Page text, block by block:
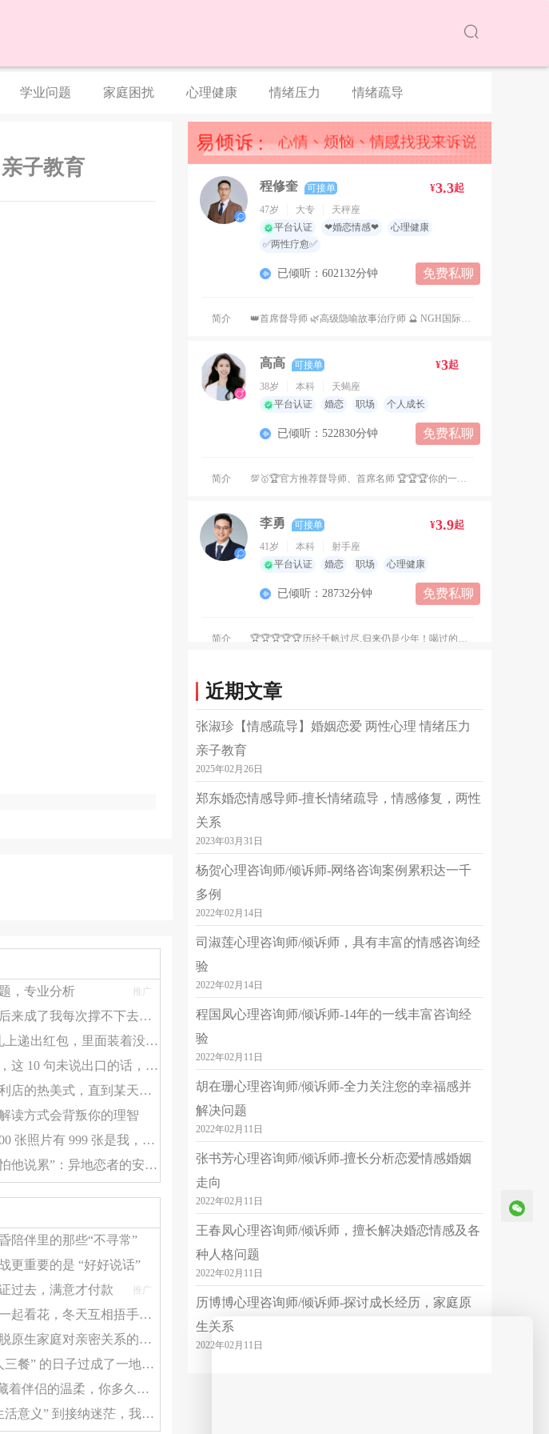
学业问题 家庭困扰 心理健康 情绪压力 情绪疏导
子教育
中的痛苦与快乐，给你最
，专业分析 推广
那封没寄出去的家书，后来成了我每次撑不下去时的 “救命符”
暗恋 10 年，我在他婚礼上递出红包，里面装着没送出去的告白信
凌晨 3 点翻到前任旧信，这 10 句未说出口的话，看哭了 10000 人
她总说自己的笑容像便利店的热美式，直到某天我发现，那杯咖啡早就凉透了
读方式会背叛你的理智
妈妈的手机相册里，1000 张照片有 999 张是我，却没有一张她自己
心理咨询 -“每次视频都怕他说累”：异地恋者的安全感缺失，该怎么靠自己补回来？
陪伴里的那些“不寻常”
更重要的是 “好好说话”
过去，满意才付款
推广
感情较好的模样：春天一起看花，冬天互相捂手，无需刻意庆祝每一天
情感修复必看！如何摆脱原生家庭对亲密关系的负面影响
情感问题 - 为什么 “两人三餐” 的日子过成了一地鸡毛？这些问题正在消耗你的幸福
情感咨询 - 柴米油盐里藏着伴侣的温柔，你多久没认真 “看见” 了？
情感咨询 - 从 “找不到生活意义” 到接纳迷茫，我帮你踩过这些坑
程修奎 可接单 ¥3.3起
47岁 大专
天秤座
平台认证
❤婚恋情感❤
心理健康
✅两性疗愈✅
已倾听：602132分钟 免费私聊
简介 👑首席督导师 🌿高级隐喻故事治疗师 🔮 NGH国际催眠治疗师 🏛️ 上海市心理学会高级家庭顾问 ⚖️ 上海市心理咨询师协会咨询师 🧠 中科院心理研究所心理咨询师 🛡️兵魂守心 一对一保密专属咨询师 🍃【专业深耕｜心灵疗愈】 💘 情感挽回｜温柔破局、重拾良缘 💡 恋爱支招｜读懂人心、呵护亲密 💍 婚姻危机｜修复裂痕、治愈关系 👨‍👩‍👦 亲子心理｜温柔养育、滋养心灵 🤝 社交困惑｜温柔自处、从容社交 🌙 催眠隐喻｜深层疗愈、安抚内在 🧘 正念疗愈｜情绪调和、安顿身心 📖【个人风格】📖 岁月沉淀、世事通透，融合国学哲思与阳明心学，实战经验丰厚、温柔且有力量。 📘【咨询寄语】📘 你的脆弱与迷茫都值得被温柔看见、用心接纳，伴你和解自愈、向内从容成长。
高高 可接单 ¥3起
38岁 本科
天蝎座
平台认证
婚恋 职场 个人成长
已倾听：522830分钟 免费私聊
简介 💯🥇🏆官方推荐督导师、首席名师 🏆🏆🏆你的一对一心理疏导师 🏆🏆🏆你的私人情感类指导师 🏆🏆🏆你的私人心力赋能教练 🏆新晋咨询师、倾听师入门线上线下指导教练 👑【中科院---心理咨询师】 👑【人社部---社会工作师】 👑【美国AAH---催眠疗愈师】 👑【吸引力法则---落地教练】 👑经营线下工作室---法人 👑某市区应用心理学研究会---联任7年秘书长 👑多年外企私企管理、培训等多行业创业经验 👑10年心理学深度持续进修 👑累积沉浸参课、体验、团督个督3000h+ 💐💐💐💐💐💐💐 🎊2023初次接洽，收到平台邀请 🎊2024.10正式加入易倾诉平台 🎊2024.11荣获“最佳新人”称号 🎊2024.12连续升级登顶“首席名师” 🎊2025.01参获平台“凌晨心语”达人 🎊2025.02参获平台“荣耀之星”称号 🎊2025.02参获平台“公益倾听”标签 🎊2025.07参加平台“暖声好评”活动 🎊2025.08连续月荣获好评率100% 🎊2025.09多次获得咨询量日榜第一名/周榜第一名/月榜第一名/总榜第一名 未完待续…… 💐💐💐💐💐💐💐💐 💡咨询流派、运用技术 精神分析、CTB、积极心理学、人本主义、催眠疗愈、NLP、正念冥想、家族系统排列、企业系统排列，SFBT、自由联想等 👉擅长领域⭐️⭐️⭐️⭐️⭐️ 💞【婚恋&情感】 失恋、结婚、分居、丧偶、离异，婚外情、被出轨…婚姻守护、感情修复、异地恋、相亲，情感创伤、择偶焦虑、恋爱恐慌、伴侣沟通问题、复合、单恋、分手… 📗📔📙【职场&人际】 新工作适应、工作与家庭冲突、压力、职业疲倦、职业规划、职场歧视、创业压力、合伙矛盾、二代继承、人际压力、沟通困难、职场霸凌、下级越权… 🏡【家庭&关系】 老公、婆媳矛盾、父母吵架、孩子厌学、单亲、离异、再组家庭、重男轻女、多子女偏爱、产前、后抑郁、童年创伤、兄弟姊妹不合、彩礼、财产、拆迁纠纷、邻里亲戚矛盾… 💓【心理&人格】 抑郁、焦虑、狂躁、情绪，双相情感障碍、适应障碍、创伤后应激障碍、ADHD、NPD、BPD、讨好型依恋，回避型依恋… 🍀【心力&成长】 内耗、拖延行为、戒烟/瘦身、习惯、中年危机、安全感问题、讨好、胆小、自卑、怨恨、报复、撒谎成瘾、中年叛逆、钟情幻想、社交恐惧、得配感、主体意识、疗愈创伤、金钱卡点… 🌸从业6年，线上线下咨询来访从中学生到55岁 🌸应届生、全职太太，创业、二代、博士生、教授，IT、艺人、企事业人员，互联网大厂，商超，医生、金融、电商… 🌸遍及全国多地，香港、迪拜、悉尼、墨尔本、旧金山、纽约、新加坡等多个国家及地区… ✨✨真诚🌱温暖🌱客观🌱包容✨✨ 你每一次欲言又止的沉默、忍耐、忽略… 这未被处理的情绪在角落里掩埋，它隐藏起来慢慢发酵… 当有一天，如陈年旧疾般的经年不愈！ 当有一天，如有导火索般的火山爆发！ 当有一天，如堤坝倒塌般的洪水泛滥！ …… 每当此时，愿你知道！ 你并不是独自一人在面对！这里，还有我！ 让我陪伴你一起来面对，走出泥泞与困境！ 🌸已帮助1000+人次，突破内耗…提升关系、生命力和能量！ ✨✨舒缓情绪🌱重塑认知🌱拿回力量✨✨ 🌻你我的咨询与对话全程保密，守护隐私 🌻尊重职业伦理，不评判，客观中立！ 🌻授人以鱼，也授人以渔！助人自助！ 🌻陪伴你成长🌿愿你繁花似锦，星河璀璨✨ 💪当你开始面对！就是解决第一步！ 💪点击头像关注！ ✔️立即通话or马上下单！ 🔥忙碌状态，支持下单！留言时间！优先安排 🆓免费 6句，只做问题描述！资料收集！ 👍诚心咨询，请直接下单，沟通效率高 🏅温馨提示，文明沟通，尊重你我！
李勇 可接单 ¥3.9起
41岁 本科
射手座
平台认证
婚恋 职场 心理健康
已倾听：28732分钟 免费私聊
简介 🏆🏆🏆🏆🏆历经千帆过尽,归来仍是少年！喝过的每一口烈酒、品过的每一杯清茶、吃过的每一餐美食、看过的每一本书、谈过的每一次恋爱、眼里看到过的风和日丽和狂风暴雨、去过的每一个地方，终究成为我们咨询的灵动豁然！偶尔治愈、常常缓解、总能安慰！ 咨询师介绍： 李勇，男，国家二级心理咨询师，中国社会心理学会会员、惠州心理咨询师协会会员、全国心理科普讲师； 荣获“我是好讲师”全国总决赛百强讲师称号、最佳设计奖获得者； 荣获全国心理科普比赛“最佳课堂演绎呈现奖”； 收录于中国心理学会心理科学传播专家人才库；受邀成为中国培训周“我是好讲师”比赛评委、总决赛特邀主持人； 央媒时代强国“对话心时代”访谈心理嘉宾。 咨询时长：8000+小时 个人体验：300+小时 个督团督：300+小时 咨询风格： 睿智、亲和、开放、聚焦、抱持、启发。 咨询技术： 熟练运用人本主义、认知行为疗法CBT、后现代咨询技术，SFBT、森田疗法、叙事疗法、意象对话技术、DBT技术，精神分析等咨询技术。 擅长咨询方向： 婚恋情感、亲子教育、青少年厌学、沙盘治疗、原生家庭疗愈、负面情绪疏导、性格完善、个人成长、留学生情感、职业规划、职场管理、职场关系冲突处理等。 倡导积极心理学理念，致力于从实际问题着手，启发来访者从认知上寻找问题根源，从而激发改善的动力，最终形成健康积极的认知模式和行为模式，实现积极生活观，走向幸福人生。 我准备好了，您准备好了吗？在这里和您一起探寻自我，让美好发生！
林音
44岁 本科
狮子座
平台认证
婚恋 家庭 个人成长
简介 🏆 获“官方推荐”心理咨询名师！🏆 ❤️你的一对一私人心理咨询师！❤️ ❤️你的一对一私人情感指导师！❤️ ✨平台认证首席心理咨询名师！ ✨平台推荐首席情感导师！ ✨中国科学院心理咨询师！ ✨高级婚姻情感指导师！ ✨高级青少年成长指导师！ ✨高级占星师！ ㊗️ 2024年、2025年多次荣获平台咨询倾诉奖励！🔥🔥🔥 ㊗️2025年、2026年多月荣获平台咨询总排行榜榜一！🏆🏆🏆 ㊗️ 2024年到2026年，多次获得平台“官方推荐”“人气热榜”“优质口碑”等等！🏅🏅🏅 🏆2026年荣获“新春接单冲榜赛活动”第一名冠军！🏆🏆🏆 ❤️运用技术: 认知行为疗法、人本主义心理学、个体心理学、系统脱敏、原生家庭探索及疗愈。❤️ ㊙️ 星盘分析，关于你想知道的… ❤️我愿用最大的真诚，温柔耐心的倾听你所有的心事，给予你积极细致的回应！❤️ ❤️我愿用我的高能量和松弛感，传递给你一份心灵的温暖和安宁！❤️ ❤️我愿用我天生的积极乐观，温柔坚定的托举你，给你鼓励、勇气和信心，治愈你所有的疲惫！❤️ ❤️❤️❤️ 不管过去的你曾经历过什么， 也无论当下的你在何处， 或者未来的你将要去往何方， 请赐予我信任， 我愿成为你的树洞， 听你诉说一切的喜怒哀乐， 给予你温暖，化解你困惑， 真诚陪伴你温暖前行！ ❤️❤️❤️ ❤️擅长的领域: 恋爱婚姻 情绪疏导 两性关系 情感挽回 失恋陪护 焦虑缓解 亲子教育 家庭伦理 人际恐惧 自卑心理 压力疏导 职场困惑 ❤️ 咨询流程: 1，简述问题 2，下单咨询 3，全程保密，用心倾听，深入分析 4，回访 🈲 请不聊“性骚扰”！会直接拉黑！✖️ 🈲 请不要问平台以外的联系方式！平台会封号！📵
安
42岁 大专
水瓶座
1.8
已倾听：107142分钟 免费私聊
简介
心因 可接单 ¥2.5起
已倾听：170632分钟 免费私聊
简介
36岁
近期文章
张淑珍【情感疏导】婚姻恋爱 两性心理 情绪压力
亲子教育
2025年02月26日
郑东婚恋情感导师-擅长情绪疏导，情感修复，两性
关系
2023年03月31日
杨贺心理咨询师/倾诉师-网络咨询案例累积达一千
多例
2022年02月14日
司淑莲心理咨询师/倾诉师，具有丰富的情感咨询经
验
2022年02月14日
程国凤心理咨询师/倾诉师-14年的一线丰富咨询经
验
2022年02月11日
胡在珊心理咨询师/倾诉师-全力关注您的幸福感并
解决问题
2022年02月11日
张书芳心理咨询师/倾诉师-擅长分析恋爱情感婚姻
走向
2022年02月11日
王春凤心理咨询师/倾诉师，擅长解决婚恋情感及各
种人格问题
2022年02月11日
历博博心理咨询师/倾诉师-探讨成长经历，家庭原
生关系
2022年02月11日